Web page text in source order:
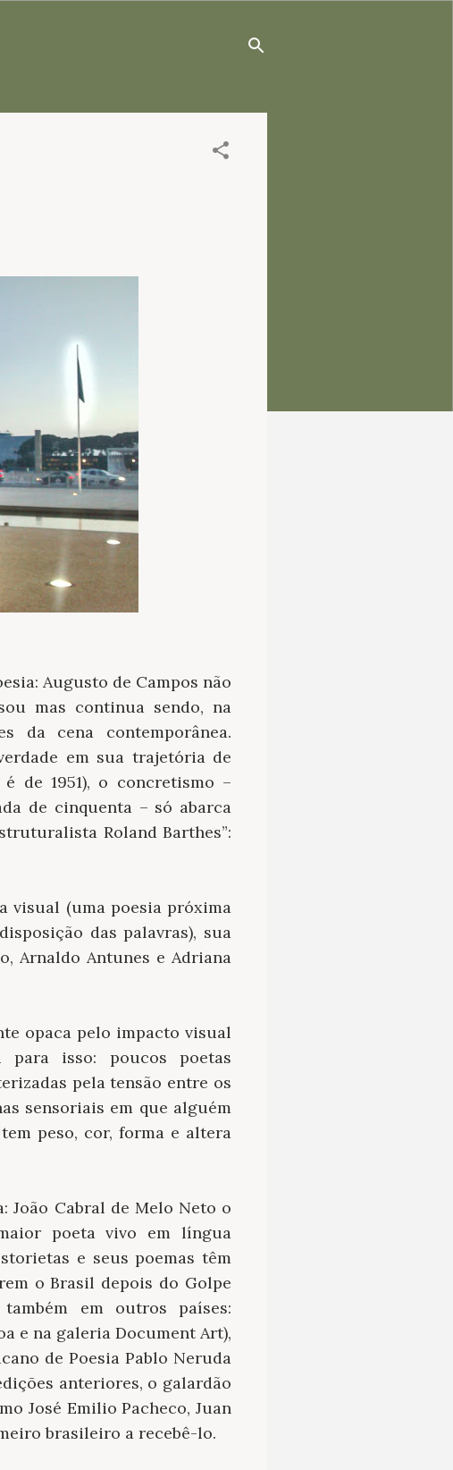
Augusto de Campos não
mas continua sendo, na
da cena contemporânea.
em sua trajetória de
de 1951), o concretismo –
de cinquenta – só abarca
Roland Barthes”:
visual (uma poesia próxima
das palavras), sua
Arnaldo Antunes e Adriana
opaca pelo impacto visual
para isso: poucos poetas
pela tensão entre os
sensoriais em que alguém
peso, cor, forma e altera
João Cabral de Melo Neto o
poeta vivo em língua
e seus poemas têm
o Brasil depois do Golpe
em outros países:
e na galeria Document Art),
de Poesia Pablo Neruda
anteriores, o galardão
José Emilio Pacheco, Juan
brasileiro a recebê-lo.